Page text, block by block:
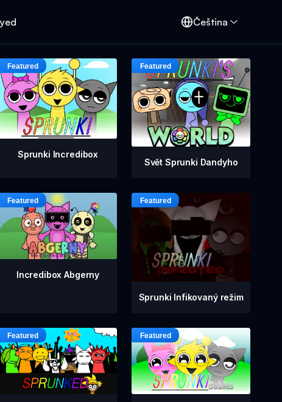
Čeština
Sprunki Incredibox
Svět Sprunki Dandyho
Incredibox Abgerny
Sprunki Infikovaný režim